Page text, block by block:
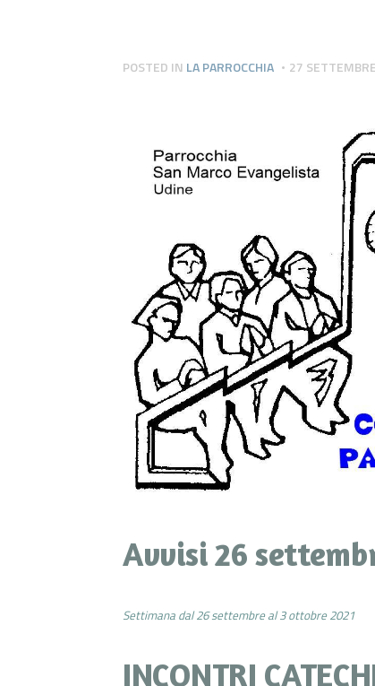
POSTED IN LA PARROCCHIA 27
Avvisi 26
Settimana dal 26 settembre al 3 ottobre 2021
INCONTRI